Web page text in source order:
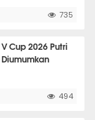
735
Cup 2026 Putri
494